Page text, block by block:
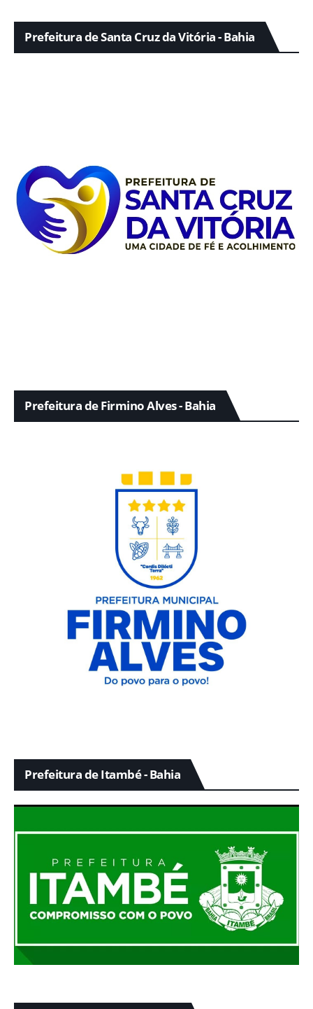
Prefeitura de Santa Cruz da Vitória - Bahia
Prefeitura de Firmino Alves - Bahia
Prefeitura de Itambé - Bahia